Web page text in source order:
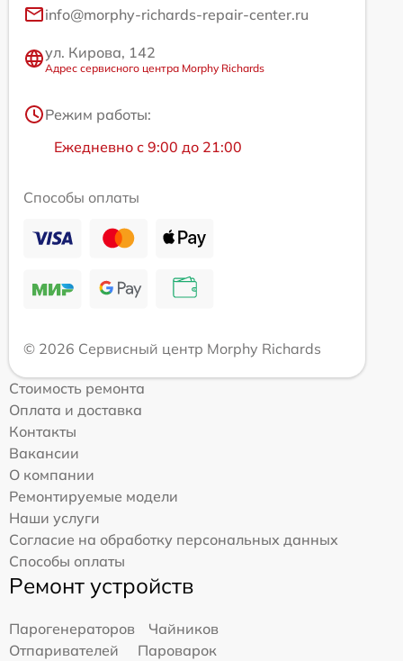
info@morphy-richards-repair-center.ru
ул. Кирова, 142
Адрес сервисного центра Morphy Richards
Режим работы:
Ежедневно с 9:00 до 21:00
Способы оплаты
© 2026 Сервисный центр Morphy Richards
Стоимость ремонта
Оплата и доставка
Контакты
Вакансии
О компании
Ремонтируемые модели
Наши услуги
Согласие на обработку персональных данных
Способы оплаты
Ремонт устройств
Парогенераторов
Чайников
Отпаривателей
Пароварок